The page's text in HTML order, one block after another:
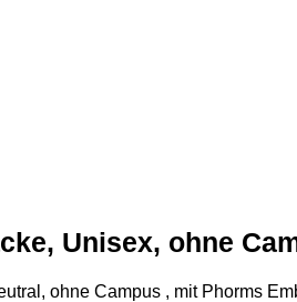
Unisex, ohne
ohne Campus , mit Phorms